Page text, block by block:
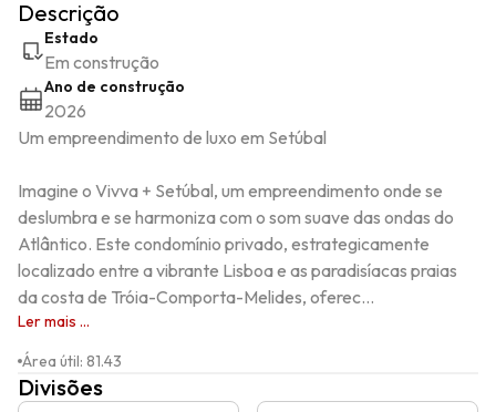
Descrição
Estado
Em construção
Ano de construção
2026
Um empreendimento de luxo em Setúbal
Imagine o Vivva + Setúbal, um empreendimento onde se
deslumbra e se harmoniza com o som suave das ondas do
Atlântico. Este condomínio privado, estrategicamente
localizado entre a vibrante Lisboa e as paradisíacas praias
da costa de Tróia-Comporta-Melides, oferec...
Ler mais ...
Área útil: 81.43
Divisões